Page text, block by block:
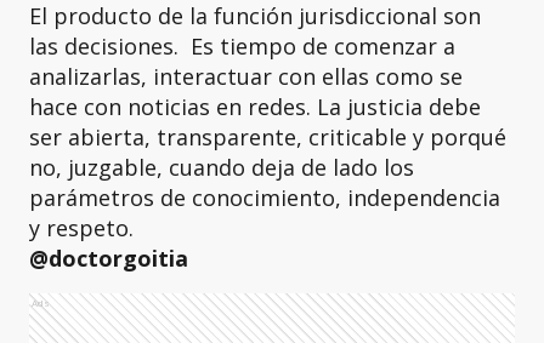
El producto de la función jurisdiccional son
las decisiones. Es tiempo de comenzar a
analizarlas, interactuar con ellas como se
hace con noticias en redes. La justicia debe
ser abierta, transparente, criticable y porqué
no, juzgable, cuando deja de lado los
parámetros de conocimiento, independencia
y respeto.
@doctorgoitia
Ads